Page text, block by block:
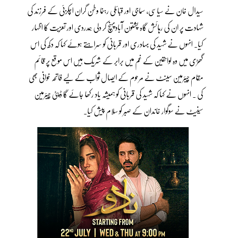
سیدال خان نے سیاسی، سماجی اور قبائلی رہنما وطن گران اچکزئی کے فرزند کی
شہادت پر ان کی رہائش گاہ پشتون آبادپہنچ کر دلی ہمدردی اور تعزیت کا اظہار
کیا۔ انہوں نے شہید کی بہادری اور قربانی کو سراہتے ہوئے کہا کہ دکھ کی اس
گھڑی میں وہ لواحقین کے غم میں برابر کے شریک ہیں اس موقع پر قائم
مقام چیئرمین سینٹ نے مرحوم کے ایصال ثواب کے لیے فاتحہ خوانی بھی
کی ۔ انہوں نے کہا کہ شہید کی قربانی کو ہمیشہ یاد رکھا جائے گا ڈپٹی چیئرمین
سینیٹ نے سوگوار خاندان کے صبر کو سلام پیش کیا۔